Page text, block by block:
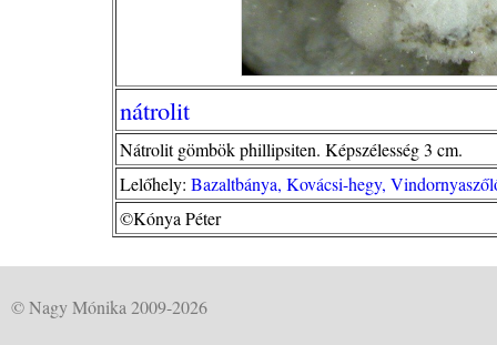
nátrolit
Nátrolit gömbök phillipsiten. Képszélesség 3 cm.
Lelőhely: Bazaltbánya, Kovácsi-hegy,
©Kónya Péter
© Nagy Mónika 2009-2026